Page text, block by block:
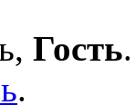
Гость
.